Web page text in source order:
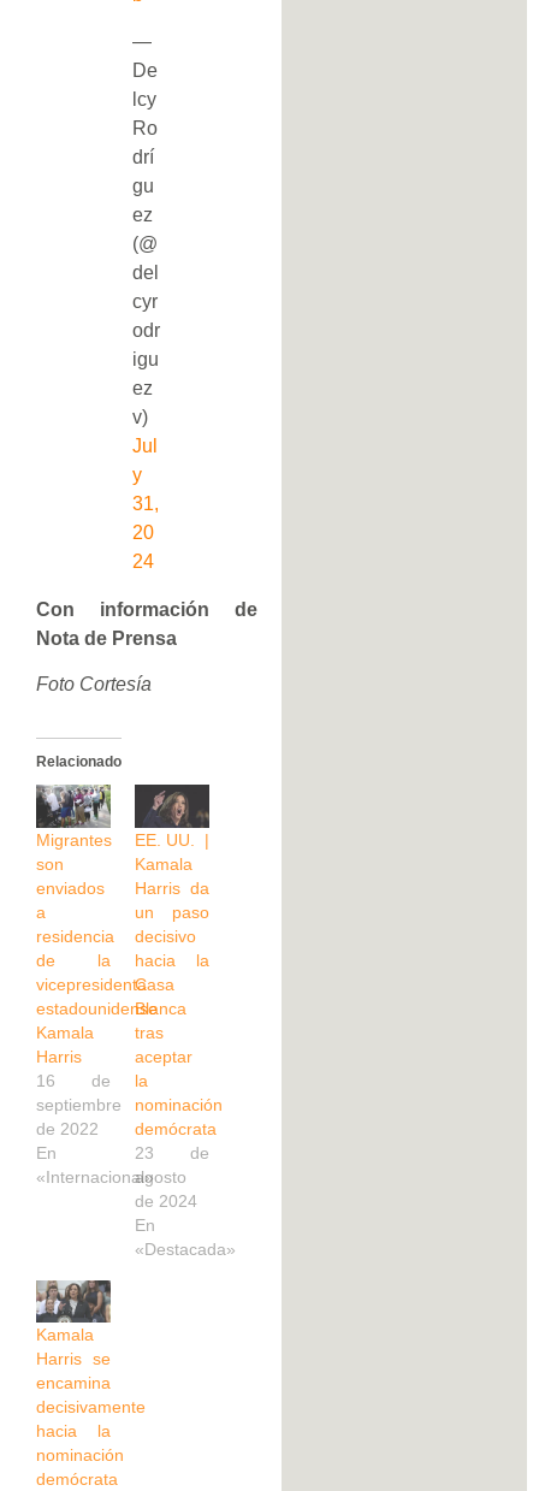
—
De
lcy
Ro
drí
gu
ez
(@
del
cyr
odr
igu
ez
v)
Jul
y
31,
20
24
Con información de
Nota de Prensa
Foto Cortesía
Relacionado
Migrantes
son
enviados
a
residencia
de la
vicepresidenta
estadounidense
Kamala
Harris
16 de
septiembre
de 2022
En
«Internacional»
EE. UU. |
Kamala
Harris da
un paso
decisivo
hacia la
Casa
Blanca
tras
aceptar
la
nominación
demócrata
23 de
agosto
de 2024
En
«Destacada»
Kamala
Harris se
encamina
decisivamente
hacia la
nominación
demócrata